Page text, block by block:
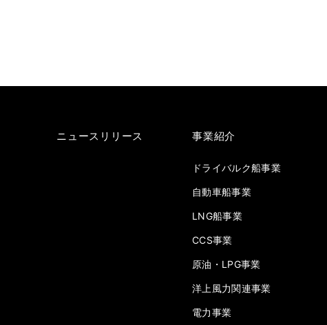
ニュースリリース 事業紹介
ドライバルク船事業
自動車船事業
LNG船事業
CCS事業
原油・LPG事業
洋上風力関連事業
電力事業